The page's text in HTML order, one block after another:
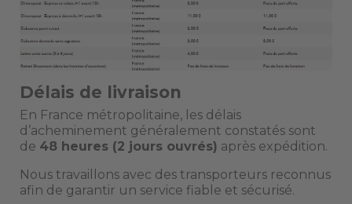
Délais de livraison
En France métropolitaine, les délais
d’acheminement généralement constatés sont
de 48 heures (2 jours ouvrés) après expédition.
Nous travaillons avec des transporteurs reconnus
afin de garantir un service fiable et sécurisé.